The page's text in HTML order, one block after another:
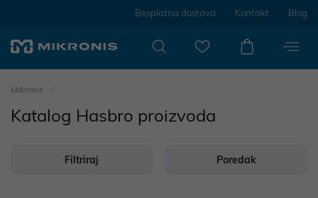
Besplatna dostava Kontakt Blog
Mikronis
Katalog Hasbro proizvoda
Filtriraj Poredak